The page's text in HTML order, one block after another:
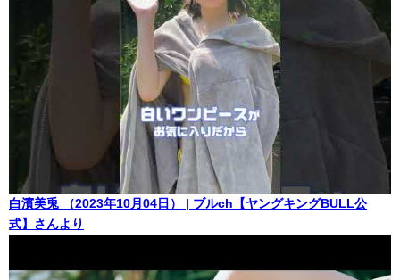
白濱美兎 （2023年10月04日） | ブルch【ヤングキングBULL公
式】さんより